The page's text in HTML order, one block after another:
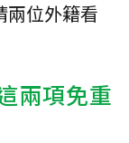
兩位外籍看
兩項免重